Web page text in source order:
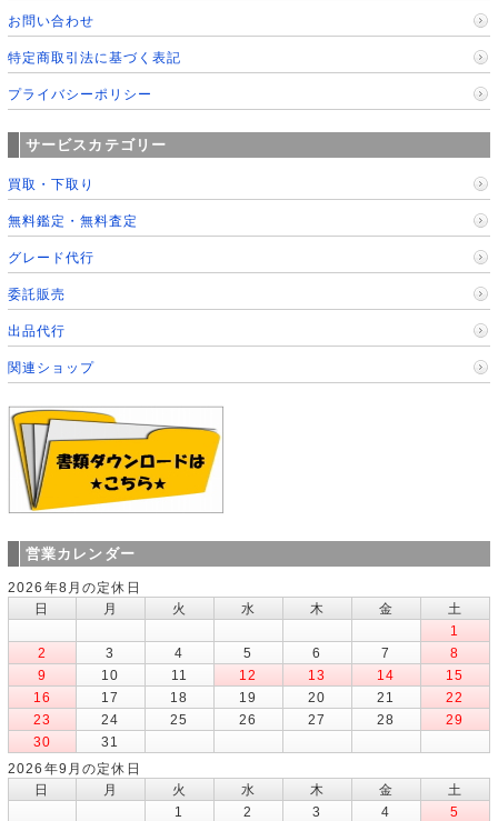
お問い合わせ
特定商取引法に基づく表記
プライバシーポリシー
サービスカテゴリー
買取・下取り
無料鑑定・無料査定
グレード代行
委託販売
出品代行
関連ショップ
営業カレンダー
2026年8月の定休日
日
月 火 水 木 金
土
1
2
3 4 5 6 7
8
9
10 11 12 13 14
15
16
17 18 19 20 21
22
23
24 25 26 27 28
29
30
31
2026年9月の定休日
日
月 火 水 木 金
土
1
2 3 4
5